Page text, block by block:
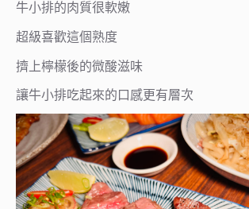
牛小排的肉質很軟嫩
超級喜歡這個熟度
擠上檸檬後的微酸滋味
讓牛小排吃起來的口感更有層次